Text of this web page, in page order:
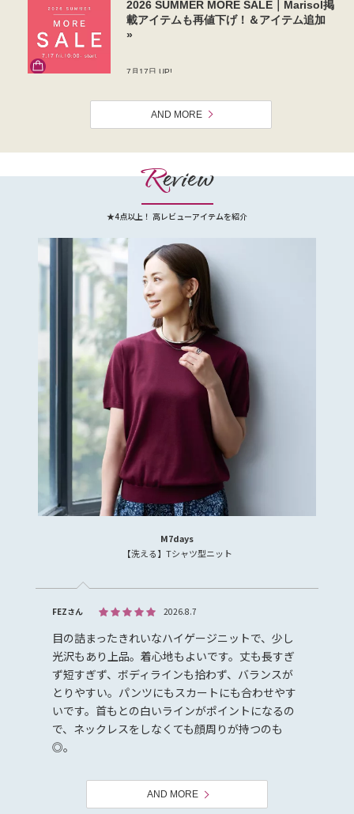
AND MORE
Review
★4点以上！ 高レビューアイテムを紹介
M7days
【洗える】Tシャツ型ニット
FEZさん 2026.8.7
目の詰まったきれいなハイゲージニットで、少し
光沢もあり上品。着心地もよいです。丈も長すぎ
ず短すぎず、ボディラインも拾わず、バランスが
とりやすい。パンツにもスカートにも合わせやす
いです。首もとの白いラインがポイントになるの
で、ネックレスをしなくても顔周りが持つのも
◎。
AND MORE